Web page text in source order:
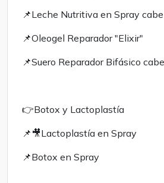
📌Leche Nutritiva en Spray
📌Oleogel Reparador "Elixir"
📌Suero Reparador Bifásico
👉Botox y Lactoplastía
📌🎥Lactoplastía en Spray
📌Botox en Spray